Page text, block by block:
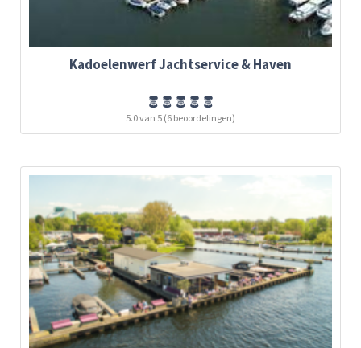
Kadoelenwerf Jachtservice & Haven
5.0 van 5 (6 beoordelingen)